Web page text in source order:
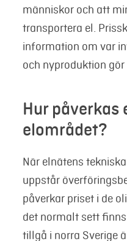
människor och att
transportera el.
information om var
och nyproduktion
Hur påverkas
elområdet?
När elnätens
uppstår
påverkar priset i de
det normalt sett
tillgå i norra Sverige